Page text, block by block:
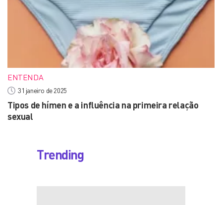
ENTENDA
31 janeiro de 2025
Tipos de hímen e a influência na primeira relação
sexual
Trending